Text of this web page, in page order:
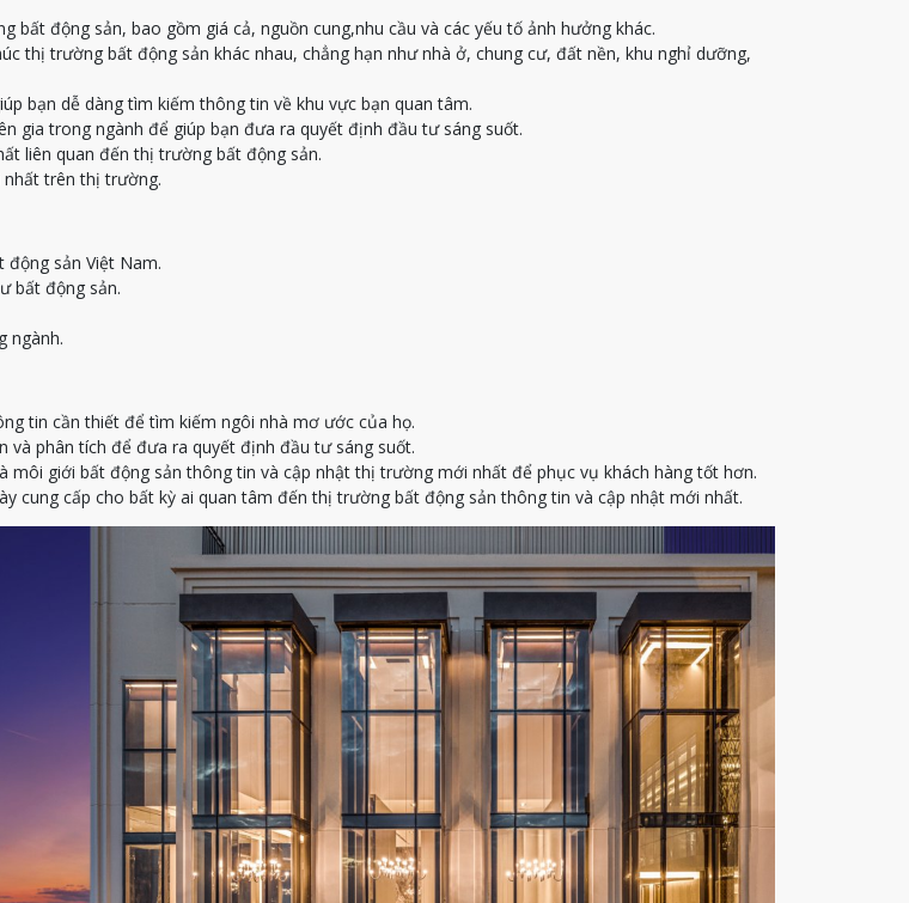
bất động sản, bao gồm giá cả, nguồn cung,nhu cầu và các yếu tố ảnh hưởng khác.
thị trường bất động sản khác nhau, chẳng hạn như nhà ở, chung cư, đất nền, khu nghỉ dưỡng,
bạn dễ dàng tìm kiếm thông tin về khu vực bạn quan tâm.
gia trong ngành để giúp bạn đưa ra quyết định đầu tư sáng suốt.
liên quan đến thị trường bất động sản.
trên thị trường.
sản Việt Nam.
bất động sản.
ngành.
tin cần thiết để tìm kiếm ngôi nhà mơ ước của họ.
và phân tích để đưa ra quyết định đầu tư sáng suốt.
môi giới bất động sản thông tin và cập nhật thị trường mới nhất để phục vụ khách hàng tốt hơn.
cung cấp cho bất kỳ ai quan tâm đến thị trường bất động sản thông tin và cập nhật mới nhất.